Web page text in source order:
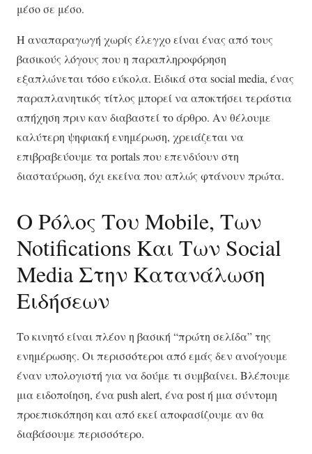
μέσο σε μέσο.
Η αναπαραγωγή χωρίς έλεγχο είναι ένας από τους
βασικούς λόγους που η παραπληροφόρηση
εξαπλώνεται τόσο εύκολα. Ειδικά στα social media, ένας
παραπλανητικός τίτλος μπορεί να αποκτήσει τεράστια
απήχηση πριν καν διαβαστεί το άρθρο. Αν θέλουμε
καλύτερη ψηφιακή ενημέρωση, χρειάζεται να
επιβραβεύουμε τα portals που επενδύουν στη
διασταύρωση, όχι εκείνα που απλώς φτάνουν πρώτα.
Ο Ρόλος Του Mobile, Των
Notifications Και Των Social
Media Στην Κατανάλωση
Ειδήσεων
Το κινητό είναι πλέον η βασική “πρώτη σελίδα” της
ενημέρωσης. Οι περισσότεροι από εμάς δεν ανοίγουμε
έναν υπολογιστή για να δούμε τι συμβαίνει. Βλέπουμε
μια ειδοποίηση, ένα push alert, ένα post ή μια σύντομη
προεπισκόπηση και από εκεί αποφασίζουμε αν θα
διαβάσουμε περισσότερο.